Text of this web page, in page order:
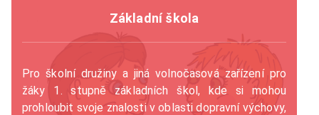
Základní škola
Pro školní družiny a jiná volnočasová zařízení pro
žáky 1. stupně základních škol, kde si mohou
prohloubit svoje znalosti v oblasti dopravní výchovy,